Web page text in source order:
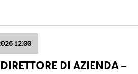
12:00
DI AZIENDA –